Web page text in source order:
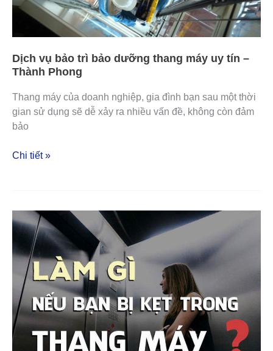
Dịch vụ bảo trì bảo dưỡng thang máy uy tín –
Thành Phong
Thang máy của doanh nghiệp, gia đình bạn sau một thời
gian sử dụng sẽ dễ xảy ra nhiều vấn đề, không còn đảm
bảo
máy
tín
Thành
Chi tiết »
Top
những
cách
xử
khi
kẹt
thang
máy